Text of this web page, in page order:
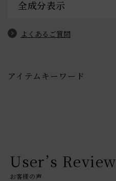
全成分表示
よくあるご質問
アイテムキーワード
User’s Review
お客様の声